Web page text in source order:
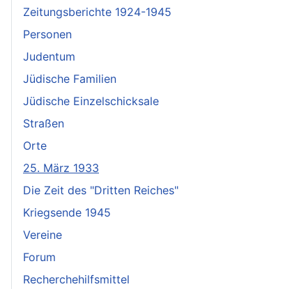
Zeitungsberichte 1924-1945
Personen
Judentum
Jüdische Familien
Jüdische Einzelschicksale
Straßen
Orte
25. März 1933
Die Zeit des "Dritten Reiches"
Kriegsende 1945
Vereine
Forum
Recherchehilfsmittel